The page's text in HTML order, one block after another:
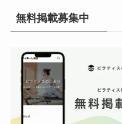
イ
ブ
無料掲載募集中